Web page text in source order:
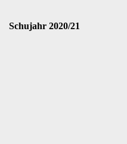
Schujahr 2020/21